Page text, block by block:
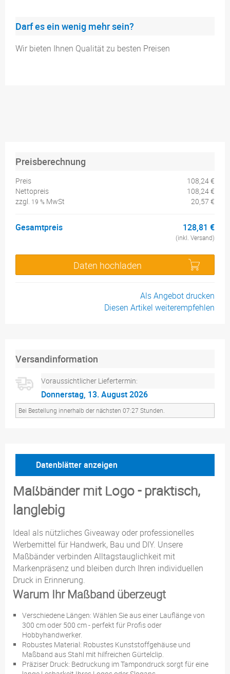
Darf es ein wenig mehr sein?
Wir bieten Ihnen Qualität zu besten Preisen
Preisberechnung
Preis
108,24 €
Nettopreis
108,24 €
zzgl. 19 % MwSt 20,57 €
Gesamtpreis 128,81 €
(inkl. Versand)
Daten hochladen
Als Angebot drucken
Diesen Artikel weiterempfehlen
Versandinformation
Voraussichtlicher Liefertermin:
Donnerstag, 13. August 2026
Bei Bestellung innerhalb der nächsten 07:27 Stunden.
Datenblätter anzeigen
Maßbänder mit Logo - praktisch,
langlebig
Ideal als nützliches Giveaway oder professionelles
Werbemittel für Handwerk, Bau und DIY. Unsere
Maßbänder verbinden Alltagstauglichkeit mit
Markenpräsenz und bleiben durch Ihren individuellen
Druck in Erinnerung.
Warum Ihr Maßband überzeugt
Verschiedene Längen: Wählen Sie aus einer Lauflänge von
300 cm oder 500 cm - perfekt für Profis oder
Hobbyhandwerker.
Robustes Material: Robustes Kunststoffgehäuse und
Maßband aus Stahl mit hilfreichen Gürtelclip.
Präziser Druck: Bedruckung im Tampondruck sorgt für eine